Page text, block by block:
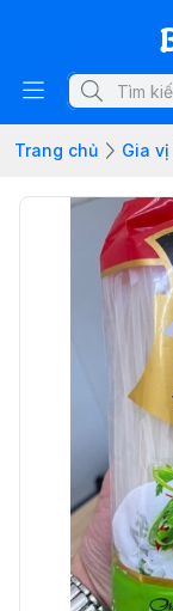
Trang chủ Gia vị